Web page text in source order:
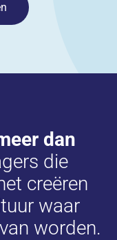
dan
die
creëren
waar
worden.